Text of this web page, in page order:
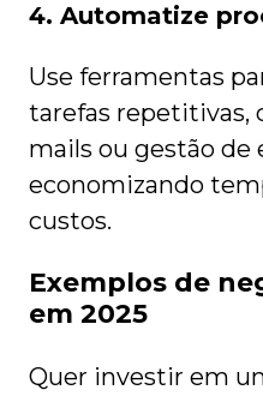
4. Automatize
Use ferramentas
tarefas repetitivas,
mails ou gestão de
economizando
custos.
Exemplos de
em 2025
Quer investir em